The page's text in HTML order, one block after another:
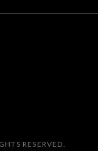
RESERVED.